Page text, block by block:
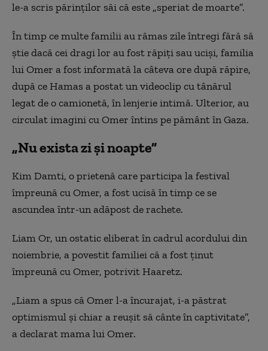
le-a scris părinţilor săi că este „speriat de moarte”.
În timp ce multe familii au rămas zile întregi fără să
ştie dacă cei dragi lor au fost răpiţi sau ucişi, familia
lui Omer a fost informată la câteva ore după răpire,
după ce Hamas a postat un videoclip cu tânărul
legat de o camionetă, în lenjerie intimă. Ulterior, au
circulat imagini cu Omer întins pe pământ în Gaza.
„Nu exista zi şi noapte”
Kim Damti, o prietenă care participa la festival
împreună cu Omer, a fost ucisă în timp ce se
ascundea într-un adăpost de rachete.
Liam Or, un ostatic eliberat în cadrul acordului din
noiembrie, a povestit familiei că a fost ţinut
împreună cu Omer, potrivit Haaretz.
„Liam a spus că Omer l-a încurajat, i-a păstrat
optimismul şi chiar a reuşit să cânte în captivitate”,
a declarat mama lui Omer.